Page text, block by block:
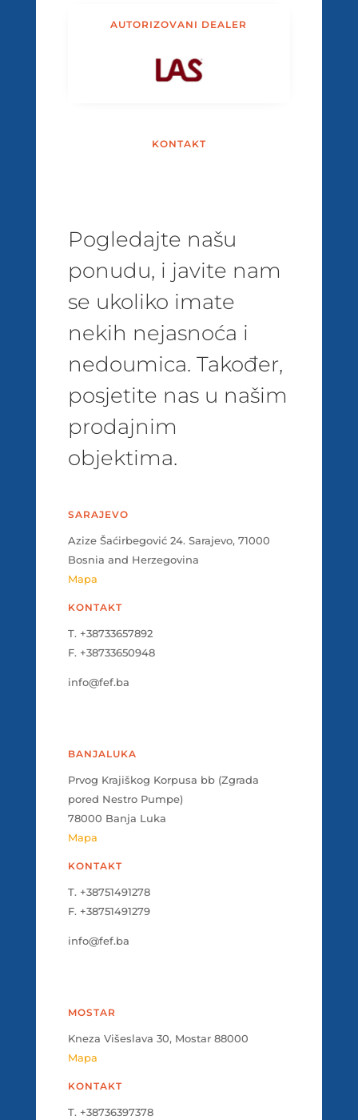
AUTORIZOVANI DEALER
KONTAKT
Pogledajte našu
ponudu, i javite nam
se ukoliko imate
nekih nejasnoća i
nedoumica. Također,
posjetite nas u našim
prodajnim
objektima.
SARAJEVO
Azize Šaćirbegović 24. Sarajevo, 71000
Bosnia and Herzegovina
Mapa
KONTAKT
T. +38733657892
F. +38733650948
info@fef.ba
BANJALUKA
Prvog Krajiškog Korpusa bb (Zgrada
pored Nestro Pumpe)
78000 Banja Luka
Mapa
KONTAKT
T. +38751491278
F. +38751491279
info@fef.ba
MOSTAR
Kneza Višeslava 30, Mostar 88000
Mapa
KONTAKT
T. +38736397378